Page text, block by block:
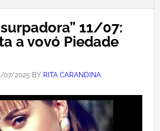
11/07:
a vovó Piedade
07/2025 BY RITA CARANDINA